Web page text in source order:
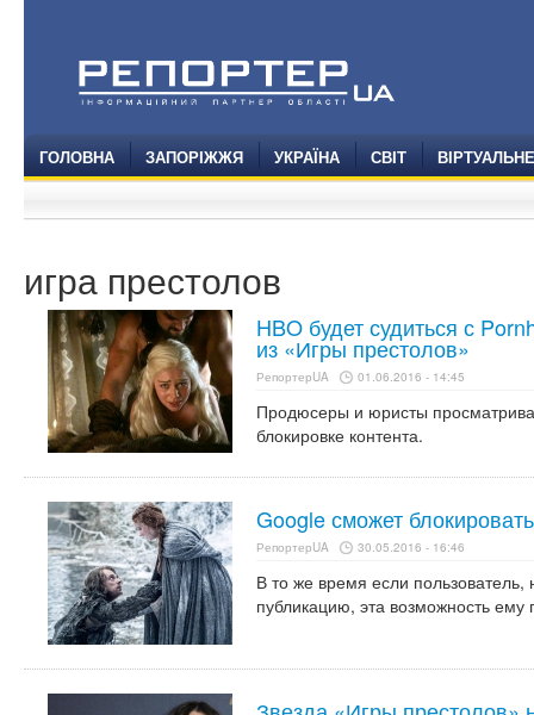
ГОЛОВНА ЗАПОРІЖЖЯ УКРАЇНА СВІТ
игра престолов
HBO будет судиться с
из «Игры престолов»
РепортерUA 01.06.2016 - 14:45
Продюсеры и юристы
блокировке контента.
Google сможет
РепортерUA 30.05.2016 - 16:46
В то же время если пользователь,
публикацию, эта возможность ему